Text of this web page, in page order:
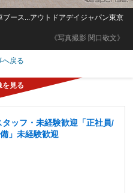
《写真撮影 関口敬文》
ース...アウトドアデイジャパン東京
へ戻る
タッフ・未経験歓迎「正社員/
」未経験歓迎